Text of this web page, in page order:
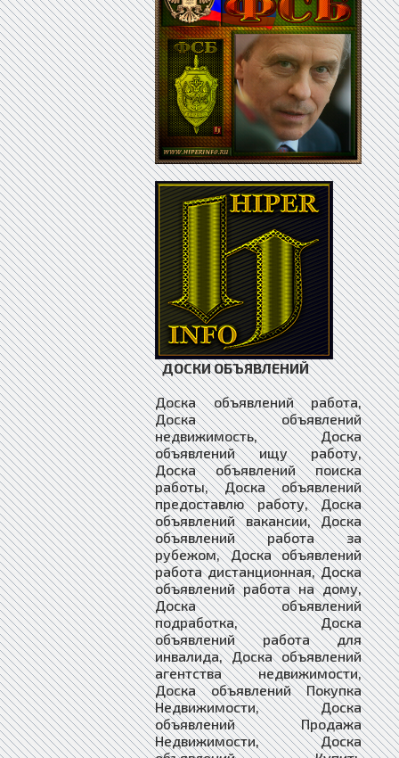
ДОСКИ ОБЪЯВЛЕНИЙ
Доска объявлений работа,
Доска объявлений
недвижимость, Доска
объявлений ищу работу,
Доска объявлений поиска
работы, Доска объявлений
предоставлю работу, Доска
объявлений вакансии, Доска
объявлений работа за
рубежом, Доска объявлений
работа дистанционная, Доска
объявлений работа на дому,
Доска объявлений
подработка, Доска
объявлений работа для
инвалида, Доска объявлений
агентства недвижимости,
Доска объявлений Покупка
Недвижимости, Доска
объявлений Продажа
Недвижимости, Доска